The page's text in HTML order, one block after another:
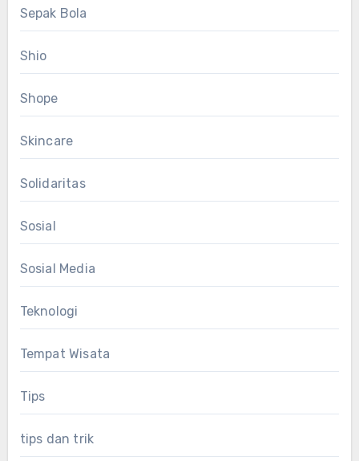
Sepak Bola
Shio
Shope
Skincare
Solidaritas
Sosial
Sosial Media
Teknologi
Tempat Wisata
Tips
tips dan trik